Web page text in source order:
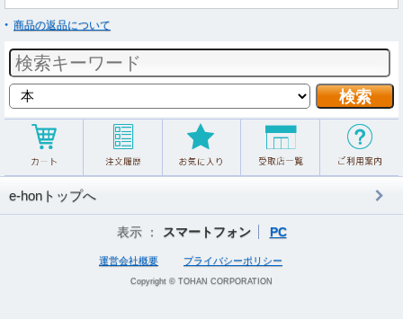
商品の返品について
e-honトップへ
表示 ： スマートフォン PC
運営会社概要 プライバシーポリシー
Copyright © TOHAN CORPORATION